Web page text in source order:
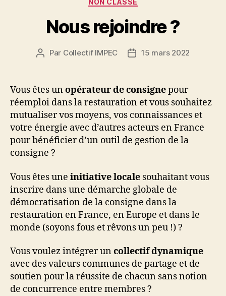
NON CLASSÉ
Nous rejoindre ?
Auteur
Par Collectif IMPEC
Date15 mars 2022
Vous êtes unopérateur de consignepour
réemploi dans la restauration et vous souhaitez
mutualiser vos moyens, vos connaissances et
votre énergie avec d’autres acteurs en France
pour bénéficier d’un outil de gestion de la
consigne ?
Vous êtes une initiative locale souhaitant vous
inscrire dans une démarche globale de
démocratisation de la consigne dans la
restauration en France, en Europe et dans le
monde (soyons fous et rêvons un peu !) ?
Vous voulez intégrer uncollectif dynamique
avec des valeurs communes de partage et de
soutien pour la réussite de chacun sans notion
de concurrence entre membres ?